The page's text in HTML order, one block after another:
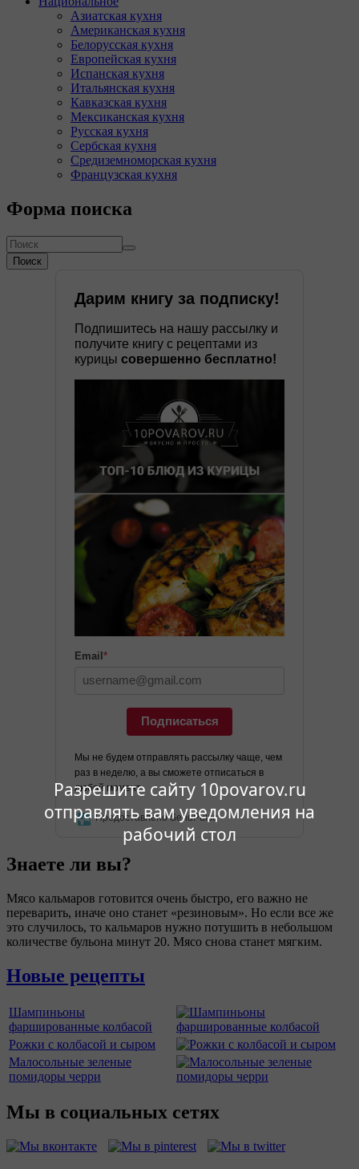
Разрешите сайту 10povarov.ru
отправлять вам уведомления на
рабочий стол
Азиатская кухня
Американская кухня
Белорусская кухня
Европейская кухня
Испанская кухня
Итальянская кухня
Кавказская кухня
Мексиканская кухня
Русская кухня
Сербская кухня
Средиземноморская кухня
Французская кухня
Форма поиска
Поиск
Дарим книгу за подписку!
Подпишитесь на нашу рассылку и
получите книгу с рецептами из
курицы совершенно бесплатно!
Email *
Подписаться
Мы не будем отправлять рассылку чаще, чем
раз в неделю, а вы сможете отписаться в
любой момент.
Предоставлено SendPulse
Знаете ли вы?
Мясо кальмаров готовится очень быстро, его важно не
переварить, иначе оно станет «резиновым». Но если все же
это случилось, то кальмаров нужно потушить в небольшом
количестве бульона минут 20. Мясо снова станет мягким.
Новые рецепты
Шампиньоны
фаршированные колбасой
Рожки с колбасой и сыром
Малосольные зеленые
помидоры черри
Мы в социальных сетях